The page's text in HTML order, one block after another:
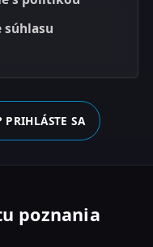
súhlasu
PRIHLÁSTE SA
poznania